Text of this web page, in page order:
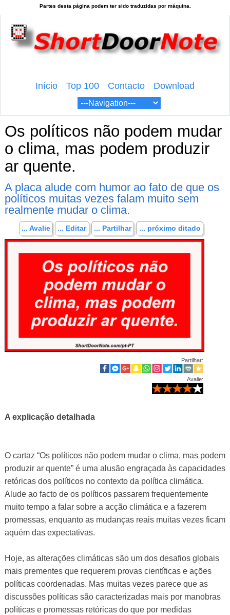
Início Top 100 Contacto Download
Os políticos não podem mudar
o clima, mas podem produzir
ar quente.
A placa alude com humor ao fato de que os
políticos muitas vezes falam muito sem
realmente mudar o clima.
... Avalie ... Editar ... Partilhar ... próximo ditado
Partilhar:
Avalie:
A explicação detalhada
O cartaz “Os políticos não podem mudar o clima, mas podem
produzir ar quente” é uma alusão engraçada às capacidades
retóricas dos políticos no contexto da política climática.
Alude ao facto de os políticos passarem frequentemente
muito tempo a falar sobre a acção climática e a fazerem
promessas, enquanto as mudanças reais muitas vezes ficam
aquém das expectativas.
Hoje, as alterações climáticas são um dos desafios globais
mais prementes que requerem provas científicas e ações
políticas coordenadas. Mas muitas vezes parece que as
discussões políticas são caracterizadas mais por manobras
políticas e promessas retóricas do que por medidas